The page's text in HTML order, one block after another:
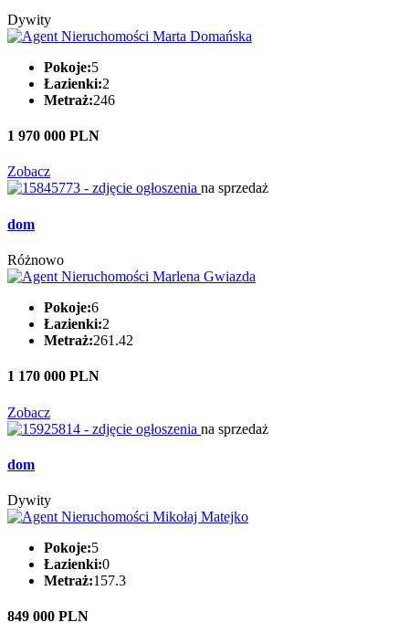
Dywity
Pokoje:5
Łazienki:2
Metraż:246
1 970 000 PLN
Zobacz
na sprzedaż
dom
Różnowo
Pokoje:6
Łazienki:2
Metraż:261.42
1 170 000 PLN
Zobacz
na sprzedaż
dom
Dywity
Pokoje:5
Łazienki:0
Metraż:157.3
849 000 PLN